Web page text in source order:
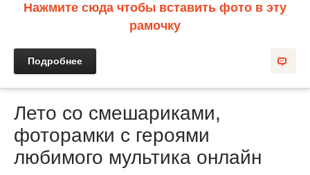
Нажмите сюда чтобы вставить фото в эту
рамочку
Подробнее
Лето со смешариками,
фоторамки с героями
любимого мультика онлайн